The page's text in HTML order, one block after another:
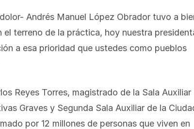
Andrés Manuel López Obrador tuvo a
terreno de la práctica, hoy nuestra
a esa prioridad que ustedes como pueblos
Reyes Torres, magistrado de la Sala Auxiliar
Graves y Segunda Sala Auxiliar de la
por 12 millones de personas que viven en